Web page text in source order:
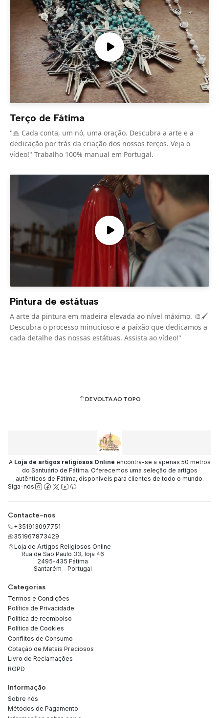
Terço de Fátima
"🙏 Cada conta, um nó, uma oração. Descubra a arte e a
dedicação por trás da criação dos nossos terços. Veja o
vídeo!" Trabalho 100% manual em Portugal.
Pintura de estátuas
A arte da pintura em madeira elevada ao nível máximo. 🎨🖌️
Descubra o processo minucioso e a paixão que dedicamos a
cada detalhe das nossas estátuas. Assista ao vídeo!"
DE VOLTA AO TOPO
A Loja de artigos religiosos Online encontra-se a apenas 50 metros
do Santuário de Fátima. Oferecemos uma seleção de artigos
autênticos de Fátima, disponíveis para clientes de todo o mundo.
Siga-nos
Contacte-nos
+351913097751
351967873429
Loja de Artigos Religiosos Online
Rua de São Paulo 33, loja 46
2495-435 Fátima
Santarém - Portugal
Categorias
Termos e Condições
Política de Privacidade
Política de reembolso
Política de Cookies
Conflitos de Consumo
Cotação de Metais Preciosos
Livro de Reclamações
RGPD
Informação
Sobre nós
Métodos de Pagamento